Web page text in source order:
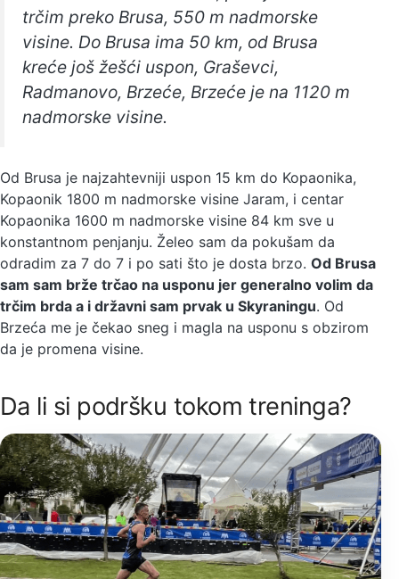
trčim preko Brusa, 550 m nadmorske
visine. Do Brusa ima 50 km, od Brusa
kreće još žešći uspon, Graševci,
Radmanovo, Brzeće, Brzeće je na 1120 m
nadmorske visine.
Od Brusa je najzahtevniji uspon 15 km do Kopaonika,
Kopaonik 1800 m nadmorske visine Jaram, i centar
Kopaonika 1600 m nadmorske visine 84 km sve u
konstantnom penjanju. Želeo sam da pokušam da
odradim za 7 do 7 i po sati što je dosta brzo. Od Brusa
sam sam brže trčao na usponu jer generalno volim da
trčim brda a i državni sam prvak u Skyraningu. Od
Brzeća me je čekao sneg i magla na usponu s obzirom
da je promena visine.
Da li si podršku tokom treninga?